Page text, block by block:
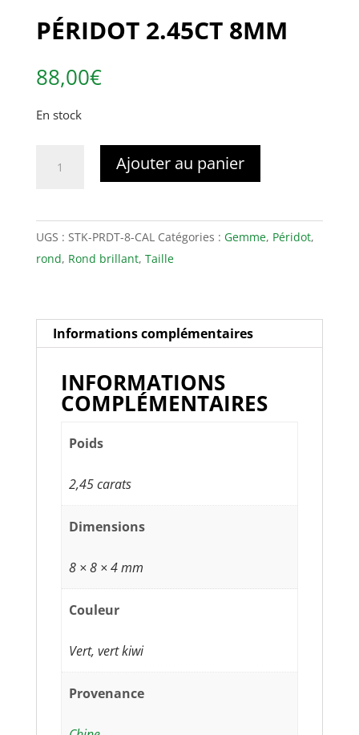
PÉRIDOT 2.45CT 8MM
88,00€
En stock
2.45ct
8mm
Ajouter au panier
UGS : STK-PRDT-8-CAL Catégories : Gemme, Péridot,
rond, Rond brillant, Taille
Informations complémentaires
INFORMATIONS
COMPLÉMENTAIRES
Poids
2,45 carats
Dimensions
8 × 8 × 4 mm
Couleur
Vert, vert kiwi
Provenance